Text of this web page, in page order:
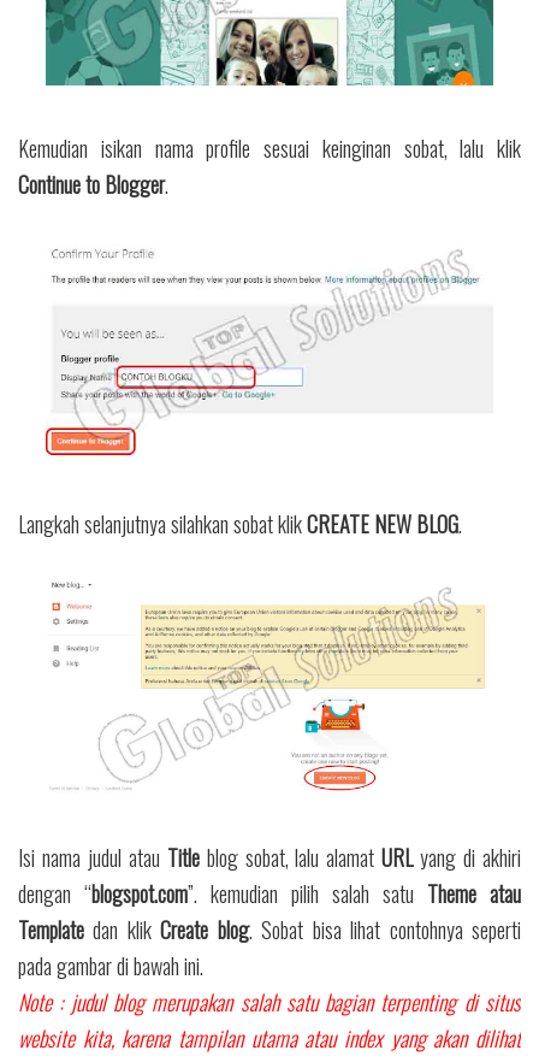
Kemudian isikan nama profile sesuai keinginan sobat, lalu klik
Continue to Blogger.
Langkah selanjutnya silahkan sobat klikCREATE NEW BLOG.
Isi nama judul atau Titleblog sobat, lalu alamatURLyang di akhiri
dengan “blogspot.com”. kemudian pilih salah satu Theme atau
Template dan klikCreate blog. Sobat bisa lihat contohnya seperti
pada gambar di bawah ini.
Note : judul blog merupakan salah satu bagian terpenting di situs
website kita, karena tampilan utama atau index yang akan dilihat